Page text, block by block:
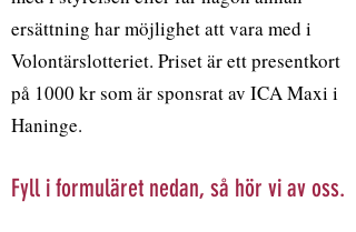
ersättning har möjlighet att vara med i
Volontärslotteriet. Priset är ett presentkort
på 1000 kr som är sponsrat av ICA Maxi i
Haninge.
Fyll i formuläret nedan, så hör vi av oss.